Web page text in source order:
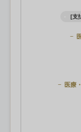
[支
医療